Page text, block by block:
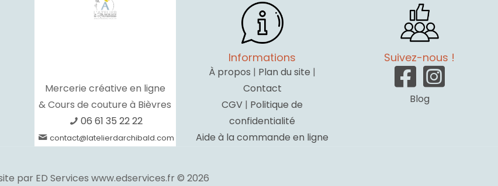
Mercerie créative en ligne
& Cours de couture à Bièvres
06 61 35 22 22
contact@latelierdarchibald.com
Informations
À propos | Plan du site |
Contact
CGV | Politique de
confidentialité
Aide à la commande en ligne
Suivez-nous !
Blog
par ED Services www.edservices.fr © 2026